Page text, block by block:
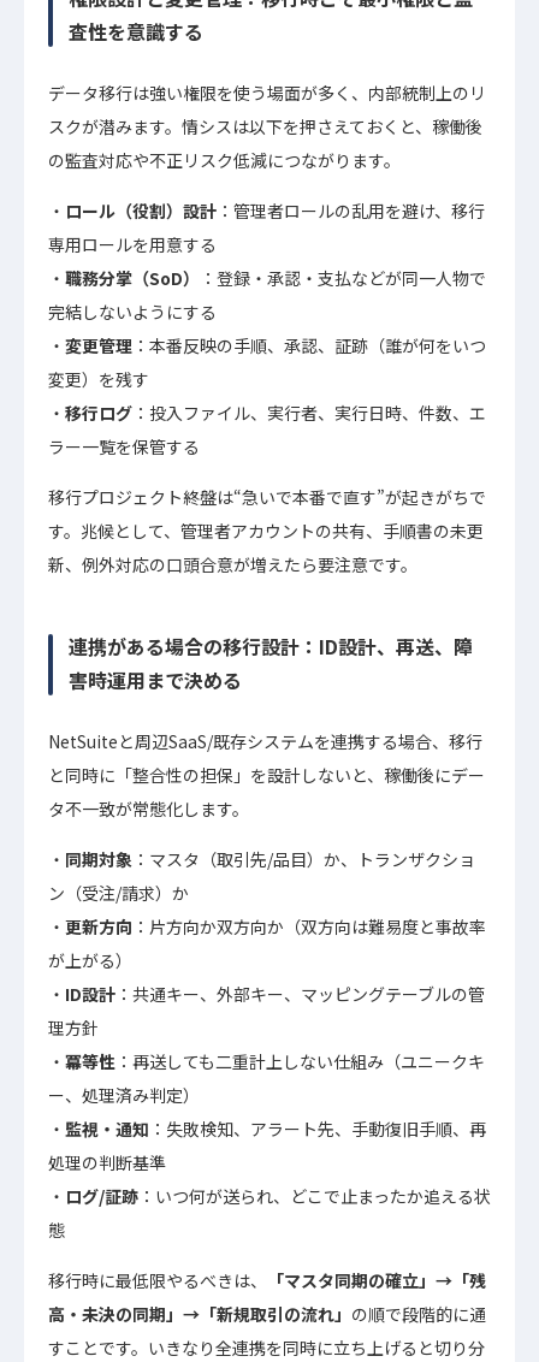
査性を意識する
データ移行は強い権限を使う場面が多く、内部統制上のリ
スクが潜みます。情シスは以下を押さえておくと、稼働後
の監査対応や不正リスク低減につながります。
ロール（役割）設計 ：管理者ロールの乱用を避け、移行
専用ロールを用意する
職務分掌（SoD）
：登録・承認・支払などが同一人物で
完結しないようにする
変更管理 ：本番反映の手順、承認、証跡（誰が何をいつ
変更）を残す
移行ログ ：投入ファイル、実行者、実行日時、件数、エ
ラー一覧を保管する
移行プロジェクト終盤は“急いで本番で直す”が起きがちで
す。兆候として、管理者アカウントの共有、手順書の未更
新、例外対応の口頭合意が増えたら要注意です。
連携がある場合の移行設計：ID設計、再送、障
害時運用まで決める
NetSuiteと周辺SaaS/既存システムを連携する場合、移行
と同時に「整合性の担保」を設計しないと、稼働後にデー
タ不一致が常態化します。
同期対象 ：マスタ（取引先/品目）か、トランザクショ
ン（受注/請求）か
更新方向 ：片方向か双方向か（双方向は難易度と事故率
が上がる）
ID設計 ：共通キー、外部キー、マッピングテーブルの管
理方針
冪等性 ：再送しても二重計上しない仕組み（ユニークキ
ー、処理済み判定）
監視・通知 ：失敗検知、アラート先、手動復旧手順、再
処理の判断基準
ログ/証跡 ：いつ何が送られ、どこで止まったか追える状
態
移行時に最低限やるべきは、
「マスタ同期の確立」→「残
高・未決の同期」→「新規取引の流れ」 の順で段階的に通
すことです。いきなり全連携を同時に立ち上げると切り分